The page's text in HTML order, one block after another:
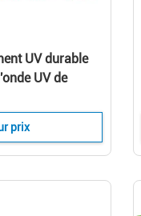
UV durable
UV de
prix